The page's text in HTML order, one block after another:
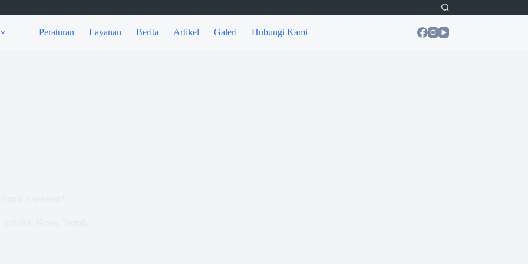
Peraturan Layanan Berita Artikel Galeri Hubungi Kami